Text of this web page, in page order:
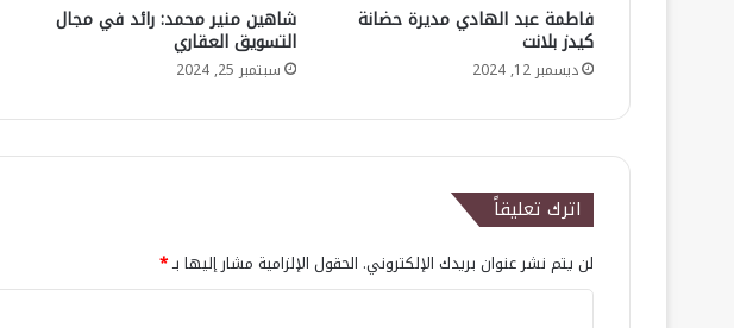
فاطمة عبد الهادي مديرة حضانة
كيدز بلانت
ديسمبر 12, 2024
شاهين منير محمد: رائد في مجال
التسويق العقاري
سبتمبر 25, 2024
اترك تعليقاً
لن يتم نشر عنوان بريدك الإلكتروني. الحقول الإلزامية مشار إليها بـ*